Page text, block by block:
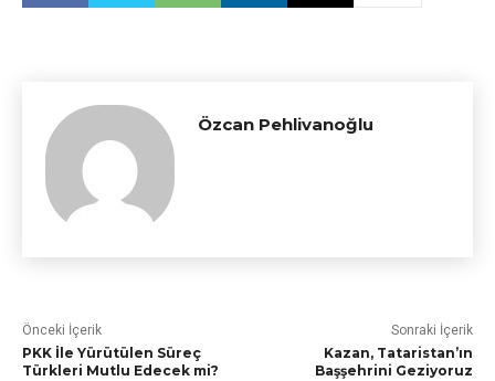
Özcan Pehlivanoğlu
Önceki İçerik
PKK İle Yürütülen Süreç
Türkleri Mutlu Edecek mi?
Sonraki İçerik
Kazan, Tataristan’ın
Başşehrini Geziyoruz